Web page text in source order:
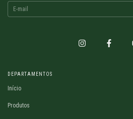
DEPARTAMENTOS
Início
Produtos